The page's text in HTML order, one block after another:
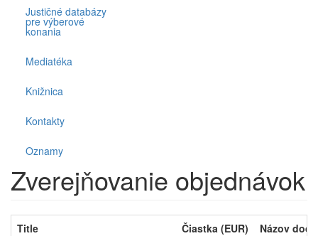
Justičné databázy
pre výberové
konania
Mediatéka
Knižnica
Kontakty
Oznamy
Zverejňovanie objednávok
Title Čiastka (EUR)
Názov